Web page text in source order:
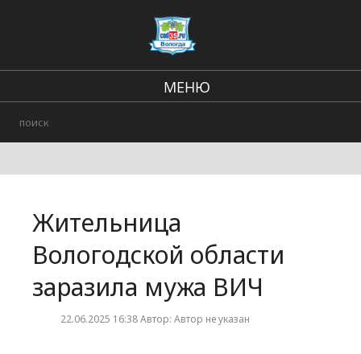
МЕНЮ
Городские события
Жительница
Вологодской области
заразила мужа ВИЧ
22.06.2025 16:38 Автор: Автор не указан